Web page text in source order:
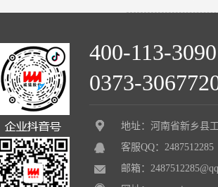
400-113-3090
0373-
地址：河南省新乡县
客服QQ：2487512285
邮箱：